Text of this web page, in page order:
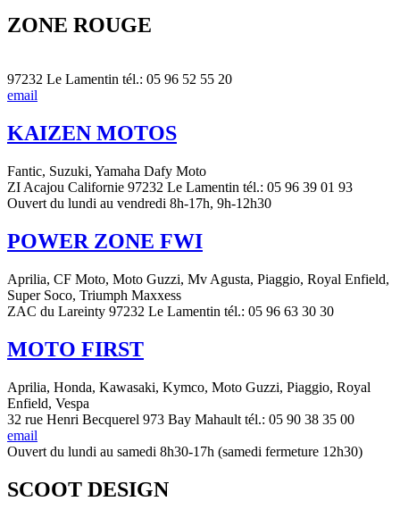
ZONE ROUGE
97232 Le Lamentin tél.: 05 96 52 55 20
email
KAIZEN MOTOS
Fantic, Suzuki, Yamaha Dafy Moto
ZI Acajou Californie 97232 Le Lamentin tél.: 05 96 39 01 93
Ouvert du lundi au vendredi 8h-17h, 9h-12h30
POWER ZONE FWI
Aprilia, CF Moto, Moto Guzzi, Mv Agusta, Piaggio, Royal Enfield,
Super Soco, Triumph Maxxess
ZAC du Lareinty 97232 Le Lamentin tél.: 05 96 63 30 30
MOTO FIRST
Aprilia, Honda, Kawasaki, Kymco, Moto Guzzi, Piaggio, Royal
Enfield, Vespa
32 rue Henri Becquerel 973 Bay Mahault tél.: 05 90 38 35 00
email
Ouvert du lundi au samedi 8h30-17h (samedi fermeture 12h30)
SCOOT DESIGN